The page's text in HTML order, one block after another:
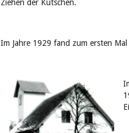
Ziehen der Kutschen.
Im Jahre 1929 fand zum ersten